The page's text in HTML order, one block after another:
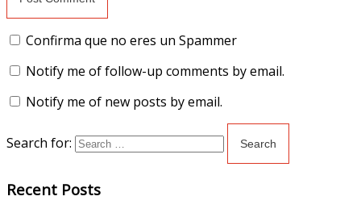
Confirma que no eres un Spammer
Notify me of follow-up comments by email.
Notify me of new posts by email.
Search for:
Recent Posts